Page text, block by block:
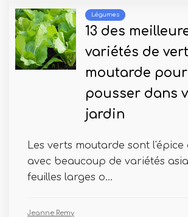
Légumes
13 des
variétés de
moutarde pour
pousser dans
jardin
Les verts moutarde sont l'épice
avec beaucoup de variétés
feuilles larges o...
Jeanne Remy